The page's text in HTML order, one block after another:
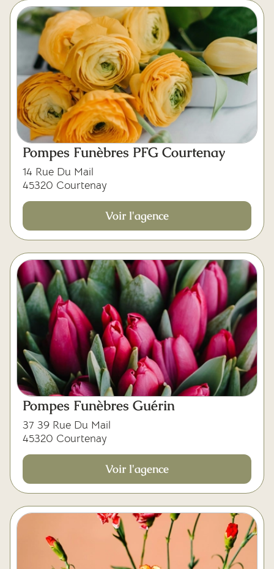
Pompes Funèbres PFG Courtenay
14 Rue Du Mail
45320 Courtenay
Voir l'agence
Pompes Funèbres Guérin
37 39 Rue Du Mail
45320 Courtenay
Voir l'agence